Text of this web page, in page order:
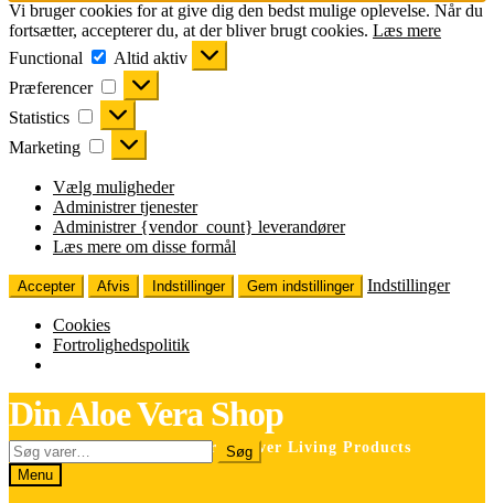
Vi bruger cookies for at give dig den bedst mulige oplevelse. Når du
fortsætter, accepterer du, at der bliver brugt cookies. Læs mere
Functional
Functional
Altid aktiv
Præferencer
Præferencer
Statistics Statistics
Marketing Marketing
Vælg muligheder
Administrer tjenester
Administrer {vendor_count} leverandører
Læs mere om disse formål
Accepter Afvis Indstillinger Gem indstillinger Indstillinger
Cookies
Fortrolighedspolitik
Spring
til
navigation
Spring
til
indhold
Din Aloe Vera Shop
Selvstændig forhandler for Forever Living Products
Søg
efter:
Søg
Menu